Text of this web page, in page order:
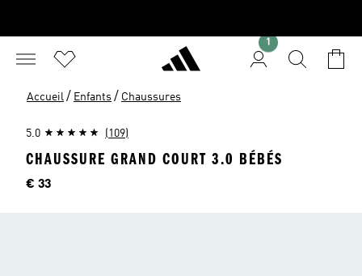
1
Accueil / Enfants / Chaussures
5.0 (109)
CHAUSSURE GRAND COURT 3.0 BÉBÉS
Price
€ 33